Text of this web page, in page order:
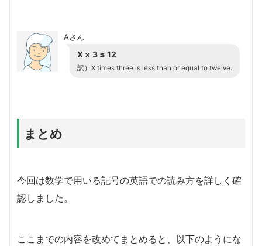
Aさん
X × 3 ≤ 12
訳）X times three is less than or equal to twelve.
まとめ
今回は数学で用いる記号の英語での読み方を詳しく確
認しました。
ここまでの内容を改めてまとめると、以下のようにな